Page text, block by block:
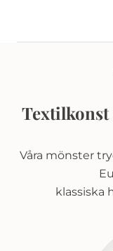
Textilkonst
Våra mönster
klassiska